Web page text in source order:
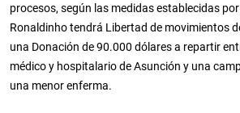
procesos, según las medidas establecidas
Ronaldinho tendrá Libertad de movimientos
una Donación de 90.000 dólares a repartir
médico y hospitalario de Asunción y una
una menor enferma.